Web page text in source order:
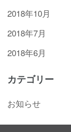
2018年10月
2018年7月
2018年6月
カテゴリー
お知らせ